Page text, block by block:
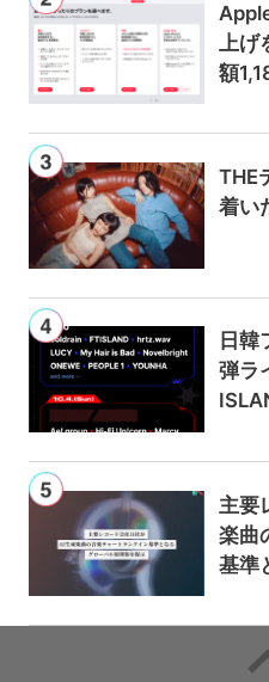
上げ
額
THE
着い
日韓
弾ラ
主要
楽曲
基準
るた